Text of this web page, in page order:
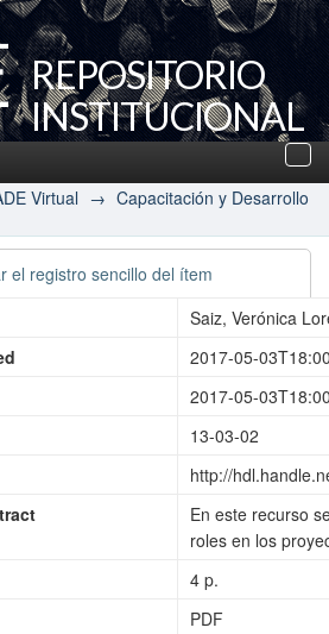
REPOSITORIO
INSTITUCIONAL
Virtual → Capacitación y Desarrollo
el registro sencillo del ítem
Saiz, Verónica
2017-05-
2017-05-
13-03-02
http://
En este recurso
roles en los
4 p.
PDF